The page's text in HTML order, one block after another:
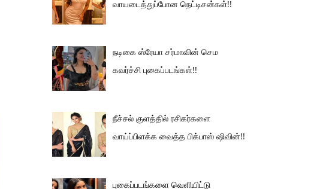
வாயடைத்துப்போன நெட்டிசன்கள்!!
நடிகை ஸ்ரேயா சர்மாவின் செம
கவர்ச்சி புகைப்படங்கள்!!
நீச்சல் குளத்தில் ரசிகர்களை
வாய்ப்பிளக்க வைத்த பிக்பாஸ் ஷிவின்!!
புகைப்படங்களை வெளியிட்டு